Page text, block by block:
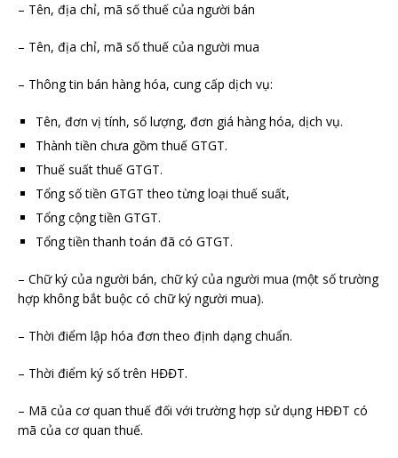
– Tên, địa chỉ, mã số thuế của người bán
– Tên, địa chỉ, mã số thuế của người mua
– Thông tin bán hàng hóa, cung cấp dịch vụ:
Tên, đơn vị tính, số lượng, đơn giá hàng hóa, dịch vụ.
Thành tiền chưa gồm thuế GTGT.
Thuế suất thuế GTGT.
Tổng số tiền GTGT theo từng loại thuế suất,
Tổng cộng tiền GTGT.
Tổng tiền thanh toán đã có GTGT.
– Chữ ký của người bán, chữ ký của người mua (một số trường
hợp không bắt buộc có chữ ký người mua).
– Thời điểm lập hóa đơn theo định dạng chuẩn.
– Thời điểm ký số trên HĐĐT.
– Mã của cơ quan thuế đối với trường hợp sử dụng HĐĐT có
mã của cơ quan thuế.